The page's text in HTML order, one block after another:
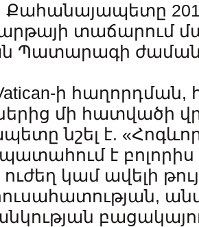
Քահանայապետը
տաճարում
Պատարագի
ի հաղորդման,
մի հատվածի
նշել է.
պատահում է
ուժեղ կամ ավելի